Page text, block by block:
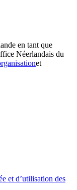
en tant que
Néerlandais du
et
et d’utilisation des